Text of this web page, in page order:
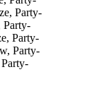
Party-
Party-
Party-
Party-